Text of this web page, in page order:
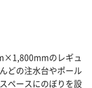
のレギュ
どの注水台やポール
ペースにのぼりを設